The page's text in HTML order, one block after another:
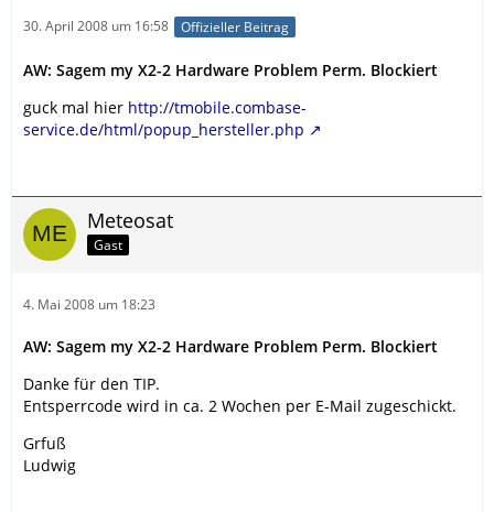
30. April 2008 um 16:58 Offizieller Beitrag
AW: Sagem my X2-2 Hardware Problem Perm. Blockiert
guck mal hier http://tmobile.combase-
service.de/html/popup_hersteller.php
Meteosat
Gast
4. Mai 2008 um 18:23
AW: Sagem my X2-2 Hardware Problem Perm. Blockiert
Danke für den TIP.
Entsperrcode wird in ca. 2 Wochen per E-Mail zugeschickt.
Grfuß
Ludwig